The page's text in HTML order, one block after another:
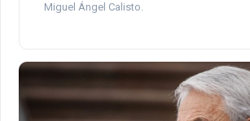
Miguel Ángel Calisto.